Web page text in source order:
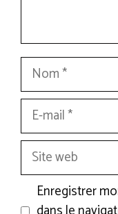
Nom
mail
Site
web
Enregistrer